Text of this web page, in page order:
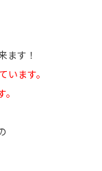
ます！
ます。